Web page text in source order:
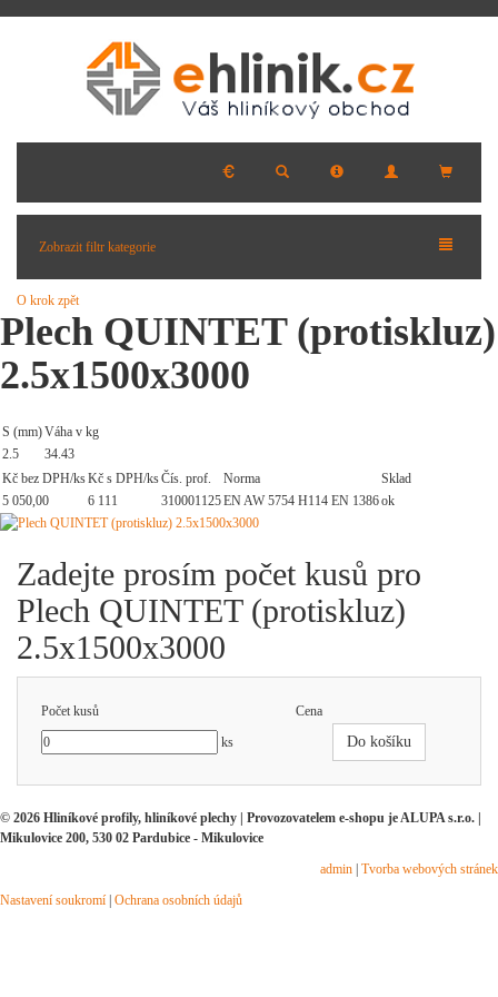
Zobrazit filtr kategorie
O krok zpět
Plech QUINTET (protiskluz)
2.5x1500x3000
S (mm)Váha v kg
2.5
34.43
Kč bez DPH/ksKč s DPH/ksČís. prof. Norma
Sklad
5 050,00
6 111 310001125EN AW 5754 H114 EN 1386ok
Zadejte prosím počet kusů pro
Plech QUINTET (protiskluz)
2.5x1500x3000
Počet kusů
Cena
ks
Do košíku
© 2026 Hliníkové profily, hliníkové plechy | Provozovatelem e-shopu je ALUPA s.r.o. |
Mikulovice 200, 530 02 Pardubice - Mikulovice
admin Tvorba webových stránek
Nastavení soukromí Ochrana osobních údajů